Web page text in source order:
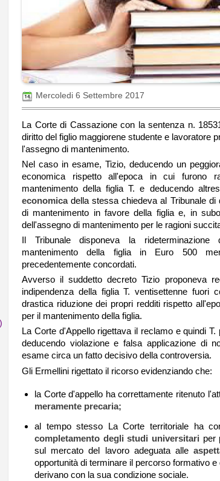
Mercoledi 6 Settembre 2017
La Corte di Cassazione con la sentenza n.
diritto del figlio maggiorene studente e lavoratore
l'assegno di mantenimento.
Nel caso in esame, Tizio, deducendo un
economica rispetto all'epoca in cui furono
mantenimento della figlia T. e deducendo
economicadella stessa chiedeva al Tribunale di
di mantenimento in favore della figlia e, in
dell'assegno di mantenimento per le ragioni
Il Tribunale disponeva la
mantenimento della figlia in Euro 500
precedentemente concordati.
Avverso il suddetto decreto Tizio proponeva
indipendenza della figlia T. ventisettenne fuori
drastica riduzione dei propri redditi rispetto
per il mantenimento della figlia.
La Corte d'Appello rigettava il reclamo e quindi
deducendo violazione e falsa applicazione di
esame circa un fatto decisivo della controversia.
Gli Ermellini rigettato il ricorso evidenziando che:
la Corte d'appello ha correttamente ritenuto
meramente precaria;
al tempo stesso La Corte territoriale ha
completamento degli studi universitari per
sul mercato del lavoro adeguata alle
opportunità di terminare il percorso formativo
derivano con la sua condizione sociale.